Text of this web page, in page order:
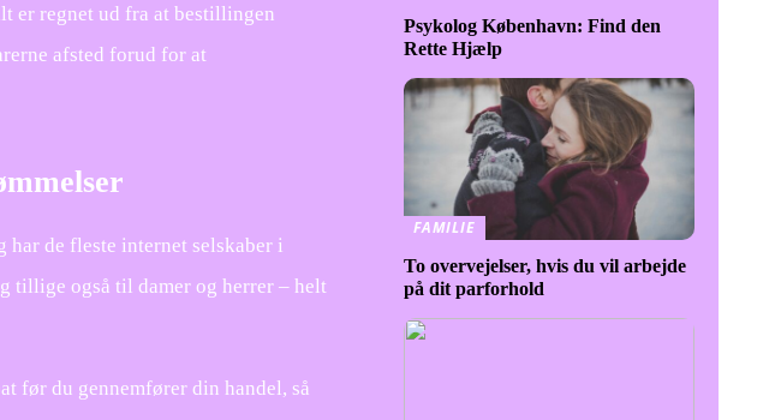
er regnet ud fra at bestillingen
afsted forud for at
de fleste internet selskaber i
tillige også til damer og herrer – helt
før du gennemfører din handel, så
Psykolog København: Find den
Rette Hjælp
FAMILIE
To overvejelser, hvis du vil arbejde
på dit parforhold